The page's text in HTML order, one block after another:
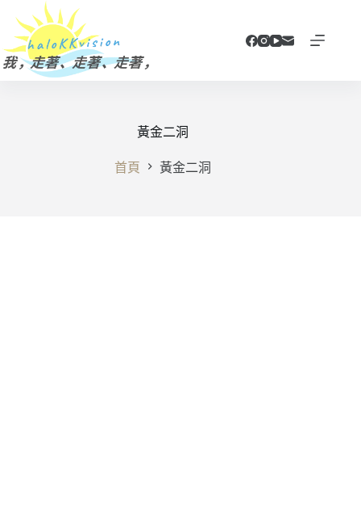
主
要
黃金二洞
首頁 黃金二洞